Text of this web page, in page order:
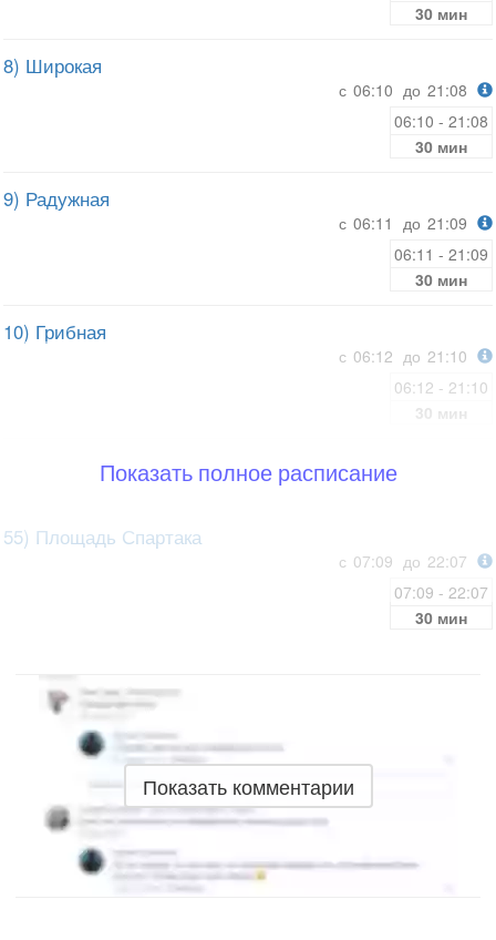
30 мин
8) Широкая
с 06:10 до 21:08
06:10 - 21:08
30 мин
9) Радужная
с 06:11 до 21:09
06:11 - 21:09
30 мин
10) Грибная
с 06:12 до 21:10
06:12 - 21:10
30 мин
Показать полное расписание
55) Площадь Спартака
с 07:09 до 22:07
07:09 - 22:07
30 мин
Показать комментарии